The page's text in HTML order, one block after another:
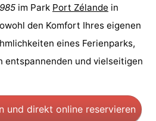
im Park Port Zélande in
den Komfort Ihres eigenen
eines Ferienparks,
entspannenden und vielseitigen
und direkt online reservieren